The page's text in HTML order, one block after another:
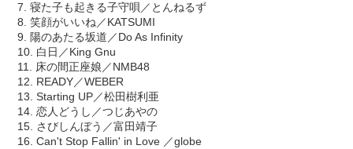
7. 寝た子も起きる子守唄／とんねるず
8. 笑顔がいいね／KATSUMI
9. 陽のあたる坂道／Do As Infinity
10. 白日／King Gnu
11. 床の間正座娘／NMB48
12. READY／WEBER
13. Starting UP／松田樹利亜
14. 恋人どうし／つじあやの
15. さびしんぼう／富田靖子
16. Can't Stop Fallin' in Love ／globe